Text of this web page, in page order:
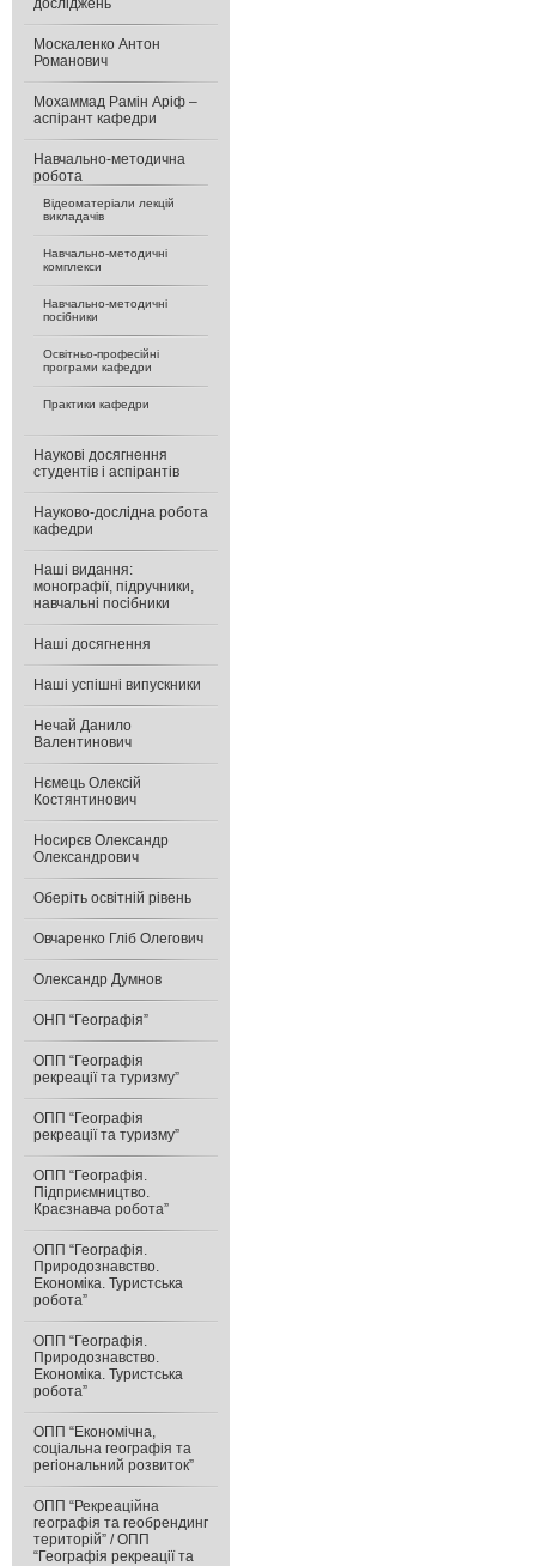
досліджень
Москаленко Антон
Романович
Мохаммад Рамін Аріф –
аспірант кафедри
Навчально-методична
робота
Відеоматеріали лекцій
викладачів
Навчально-методичні
комплекси
Навчально-методичні
посібники
Освітньо-професійні
програми кафедри
Практики кафедри
Наукові досягнення
студентів і аспірантів
Науково-дослідна робота
кафедри
Наші видання:
монографії, підручники,
навчальні посібники
Наші досягнення
Наші успішні випускники
Нечай Данило
Валентинович
Нємець Олексій
Костянтинович
Носирєв Олександр
Олександрович
Оберіть освітній рівень
Овчаренко Гліб Олегович
Олександр Думнов
ОНП “Географія”
ОПП “Географія
рекреації та туризму”
ОПП “Географія
рекреації та туризму”
ОПП “Географія.
Підприємництво.
Краєзнавча робота”
ОПП “Географія.
Природознавство.
Економіка. Туристська
робота”
ОПП “Географія.
Природознавство.
Економіка. Туристська
робота”
ОПП “Економічна,
соціальна географія та
регіональний розвиток”
ОПП “Рекреаційна
географія та геобрендинг
територій” / ОПП
“Географія рекреації та